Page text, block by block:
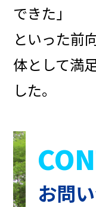
できた」
といった前
体として満
した。
お問